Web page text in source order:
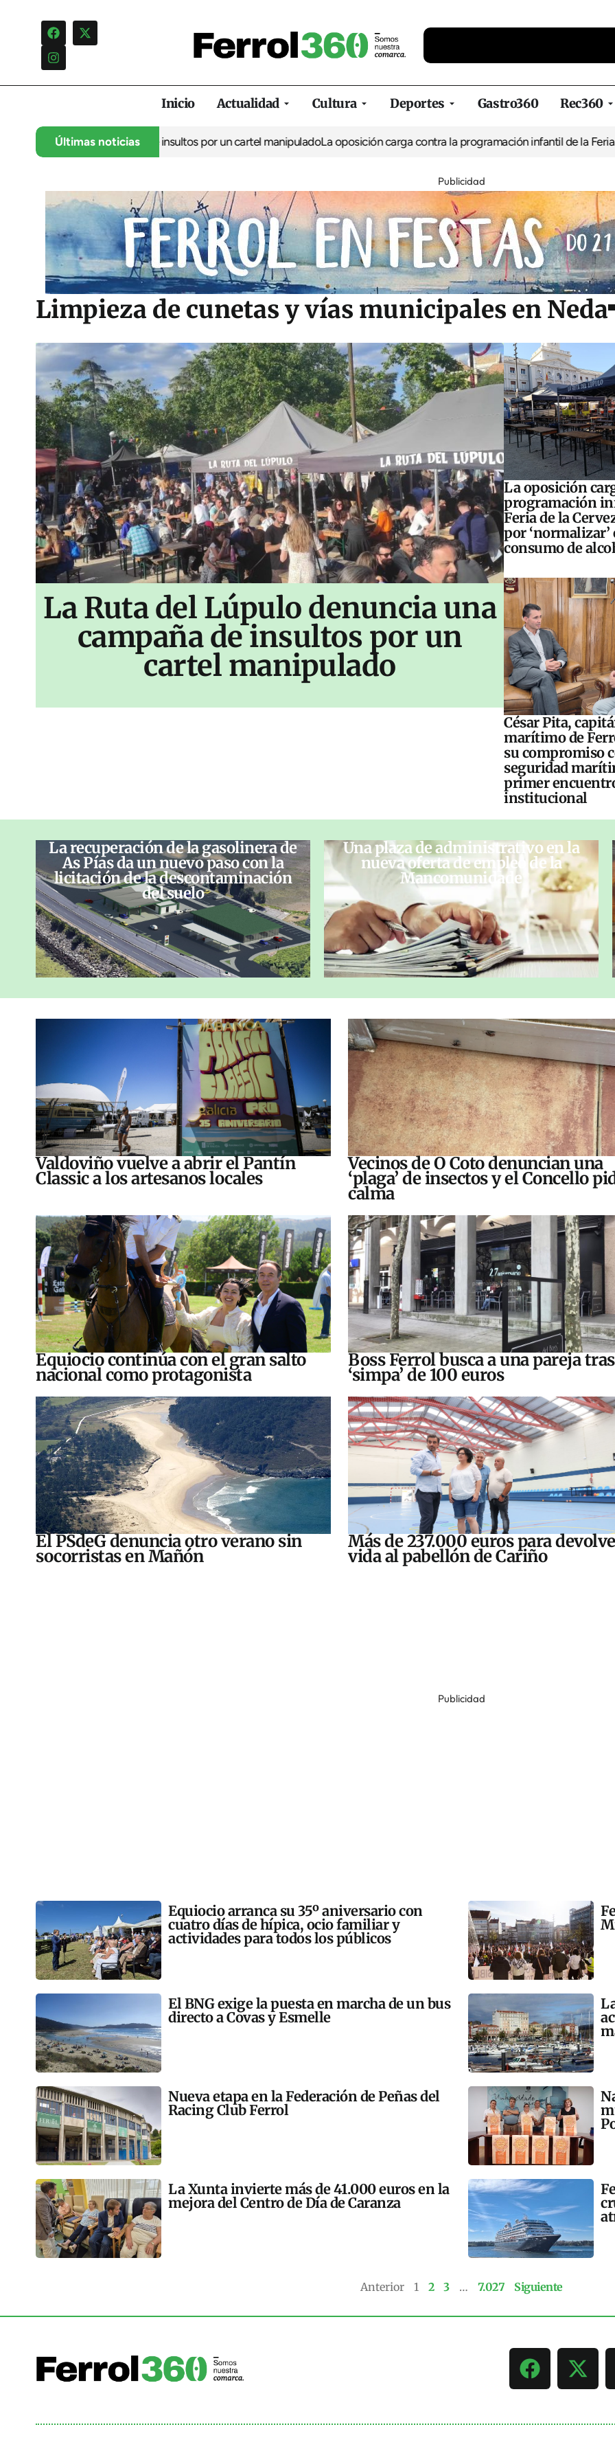
Inicio Actualidad Cultura Deportes Gastro360 Rec360
Últimas noticias
una campaña de insultos por un cartel manipuladoLa oposición carga contra la programación infantil de la Feria de la
Publicidad
Limpieza de cunetas y vías municipales en Neda
La Ruta del Lúpulo denuncia una
campaña de insultos por un
cartel manipulado
La oposición
programación
Feria de la
por ‘normalizar’
consumo de
César Pita,
marítimo de
su compromiso
seguridad
primer
institucional
La recuperación de la gasolinera de
As Pías da un nuevo paso con la
licitación de la descontaminación
del suelo
Una plaza de administrativo en la
nueva oferta de empleo de la
Mancomunidade
Valdoviño vuelve a abrir el Pantín
Classic a los artesanos locales
Vecinos de O Coto denuncian una
‘plaga’ de insectos y el Concello
calma
Equiocio continúa con el gran salto
nacional como protagonista
Boss Ferrol busca a una pareja
‘simpa’ de 100 euros
El PSdeG denuncia otro verano sin
socorristas en Mañón
Más de 237.000 euros para
vida al pabellón de Cariño
Publicidad
Equiocio arranca su 35º aniversario con
cuatro días de hípica, ocio familiar y
actividades para todos los públicos
El BNG exige la puesta en marcha de un bus
directo a Covas y Esmelle
Nueva etapa en la Federación de Peñas del
Racing Club Ferrol
La Xunta invierte más de 41.000 euros en la
mejora del Centro de Día de Caranza
Anterior 1 2 3 … 7.027 Siguiente